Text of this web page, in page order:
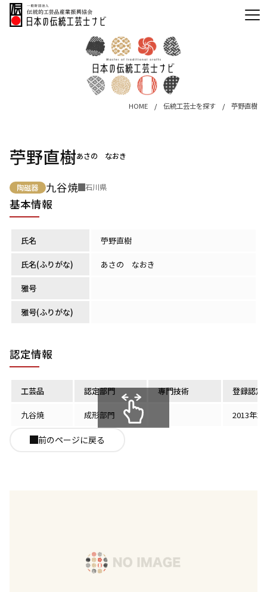
HOME 伝統工芸士を探す 苧野直樹
苧野直樹あさの なおき
陶磁器 九谷焼 石川県
基本情報
氏名 苧野直樹
氏名(ふりがな) あさの なおき
雅号
雅号(ふりがな)
認定情報
工芸品 認定部門 専門技術 登録認定
九谷焼 成形部門 2013年2
前のページに戻る